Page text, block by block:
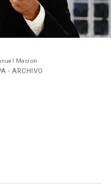
Macron
- ARCHIVO